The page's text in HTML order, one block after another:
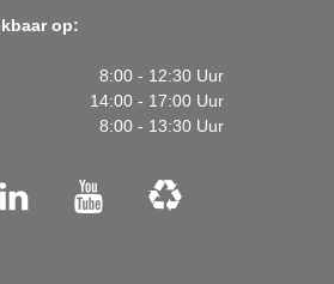
op:
8:00 - 12:30 Uur
14:00 - 17:00 Uur
8:00 - 13:30 Uur